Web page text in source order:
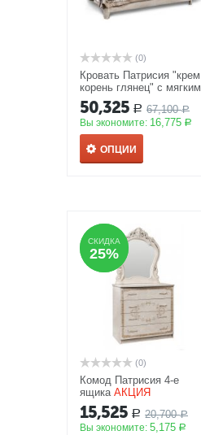
(0)
Кровать Патрисия "крем
корень глянец" с мягким
изголовьем, спальное
место 180*200 АКЦИЯ
50,325 Р 67,100 Р
Вы экономите: 16,775 Р
ОПЦИИ
СКИДКА
25%
СКИДКА
25%
(0)
Комод Патрисия 4-е
ящика АКЦИЯ
15,525 Р 20,700 Р
Вы экономите: 5,175 Р